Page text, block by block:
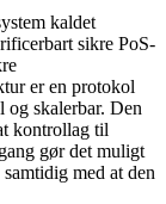
kaldet
sikre PoS-
er en protokol
og skalerbar. Den
kontrollag til
gør det muligt
med at den